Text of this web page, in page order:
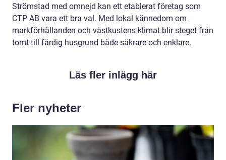
Strömstad med omnejd kan ett etablerat företag som
CTP AB vara ett bra val. Med lokal kännedom om
markförhållanden och västkustens klimat blir steget från
tomt till färdig husgrund både säkrare och enklare.
Läs fler inlägg här
Fler nyheter